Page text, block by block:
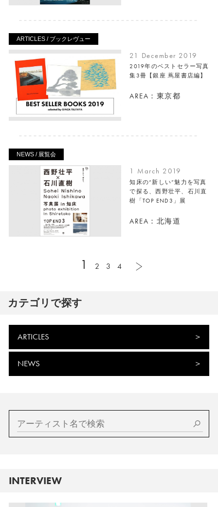
ARTICLES / ブックレヴュー
21 December 2019
2019年のベストセラー写真
集3冊【銀座 蔦屋書店編】
AREA：東京都
NEWS / 展覧会
1 March 2019
知床の“新しい”魅力を写真
で探る、西野壮平、石川直
樹「TOP END3」展
AREA：北海道
1 2 3 4
カテゴリで探す
ARTICLES
NEWS
INTERVIEW